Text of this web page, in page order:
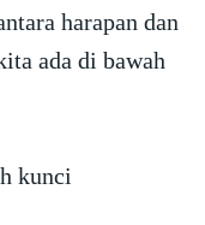
harapan dan
ada di bawah
kunci